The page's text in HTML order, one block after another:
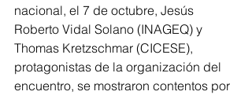
nacional, el 7 de octubre, Jesús
Roberto Vidal Solano (INAGEQ) y
Thomas Kretzschmar (CICESE),
protagonistas de la organización del
encuentro, se mostraron contentos por